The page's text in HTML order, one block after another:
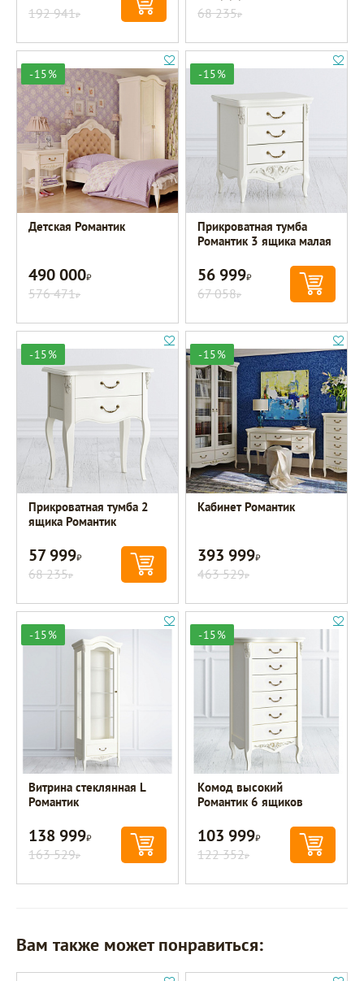
192 941Р 68 235Р
-15%
Детская Романтик
490 000Р
576 471Р
-15%
Прикроватная тумба
Романтик 3 ящика малая
56 999Р
67 058Р
-15%
Прикроватная тумба 2
ящика Романтик
57 999Р
68 235Р
-15%
Кабинет Романтик
393 999Р
463 529Р
-15%
Витрина стеклянная L
Романтик
138 999Р
163 529Р
-15%
Комод высокий
Романтик 6 ящиков
103 999Р
122 352Р
Вам также может понравиться: